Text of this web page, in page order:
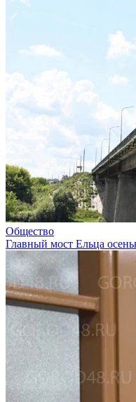
Общество
Главный мост Ельца